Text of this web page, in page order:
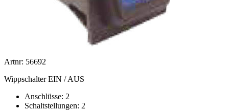
Artnr: 56692
Wippschalter EIN / AUS
Anschlüsse: 2
Schaltstellungen: 2